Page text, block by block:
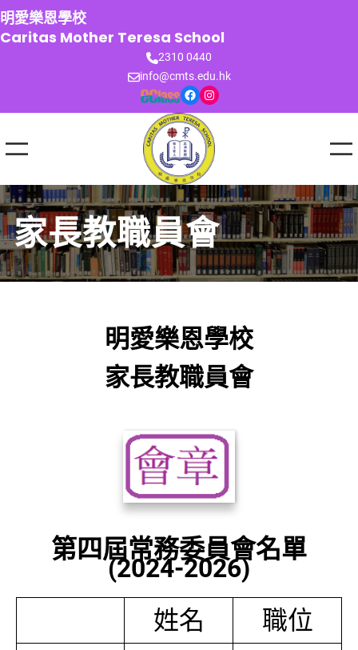
跳
至
主
明愛樂恩學校
Caritas Mother Teresa School
2310 0440
info@cmts.edu.hk
Facebook Instagram
家長教職員會
明愛樂恩學校
家長教職員會
第四屆常務委員會名單
(2024-2026)
姓名
職位